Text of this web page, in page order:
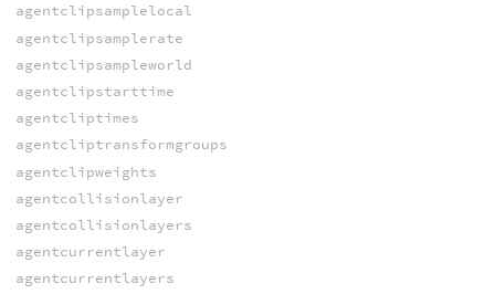
agentclipsamplelocal
agentclipsamplerate
agentclipsampleworld
agentclipstarttime
agentcliptimes
agentcliptransformgroups
agentclipweights
agentcollisionlayer
agentcollisionlayers
agentcurrentlayer
agentcurrentlayers